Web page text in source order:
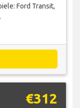
Ford Transit,
€312